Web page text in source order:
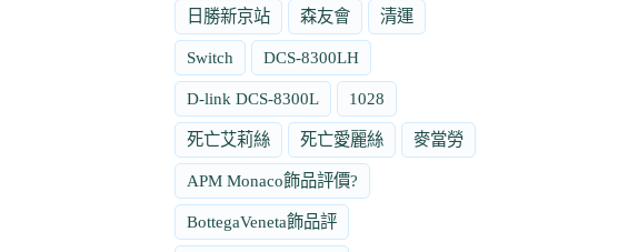
日勝新京站 森友會 清運
Switch DCS-8300LH
D-link DCS-8300L 1028
死亡艾莉絲 死亡愛麗絲 麥當勞
APM Monaco飾品評價?
BottegaVeneta飾品評